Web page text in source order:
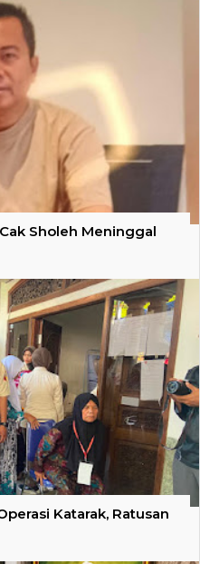
Sholeh Meninggal
Katarak, Ratusan